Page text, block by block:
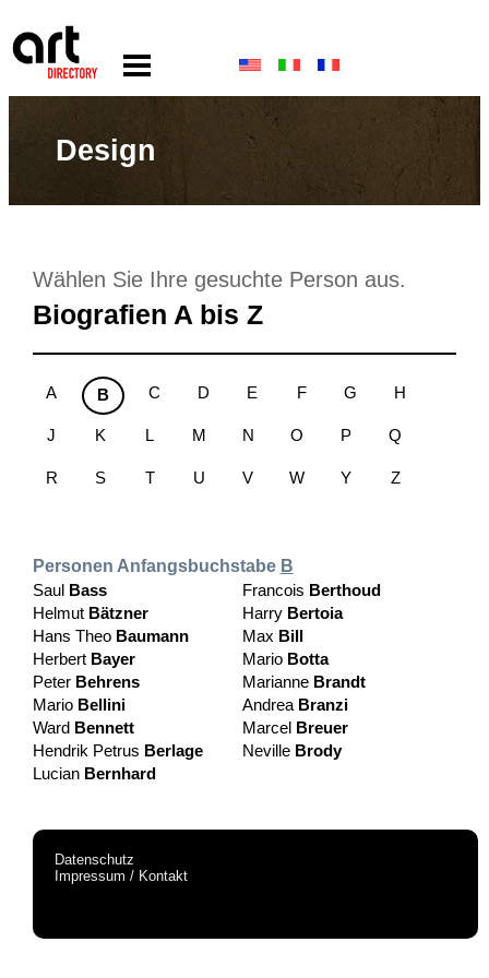
Design
Wählen Sie Ihre gesuchte Person aus.
Biografien A bis Z
A B C D E F G H
J K L M N O P Q
R S T U V W Y Z
Personen Anfangsbuchstabe B
Saul Bass
Helmut Bätzner
Hans Theo Baumann
Herbert Bayer
Peter Behrens
Mario Bellini
Ward Bennett
Hendrik Petrus Berlage
Lucian Bernhard
Francois Berthoud
Harry Bertoia
Max Bill
Mario Botta
Marianne Brandt
Andrea Branzi
Marcel Breuer
Neville Brody
Datenschutz
Impressum / Kontakt